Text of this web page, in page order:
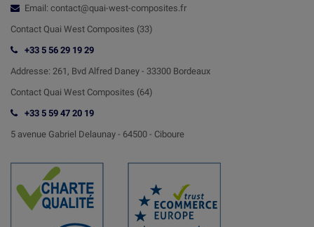
Email: contact@quai-west-composites.fr
Contact Quai West Composites (33)
+33 5 56 29 19 29
Addresse: 261, Bvd Alfred Daney - 33300 Bordeaux
Contact Quai West Composites (64)
+33 5 59 47 20 19
5 avenue Gabriel Delaunay - 64500 - Ciboure